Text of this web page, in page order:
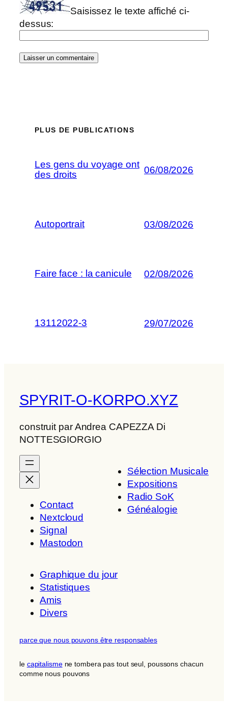
Saisissez le texte affiché ci-
dessus:
PLUS DE PUBLICATIONS
Les gens du voyage ont
des droits
06/08/2026
Autoportrait 03/08/2026
Faire face : la canicule 02/08/2026
13112022-3 29/07/2026
SPYRIT-O-KORPO.XYZ
construit par Andrea CAPEZZA Di
NOTTESGIORGIO
Contact
Nextcloud
Signal
Mastodon
Sélection Musicale
Expositions
Radio SoK
Généalogie
Graphique du jour
Statistiques
Amis
Divers
parce que nous pouvons être responsables
le capitalismene tombera pas tout seul, poussons chacun
comme nous pouvons